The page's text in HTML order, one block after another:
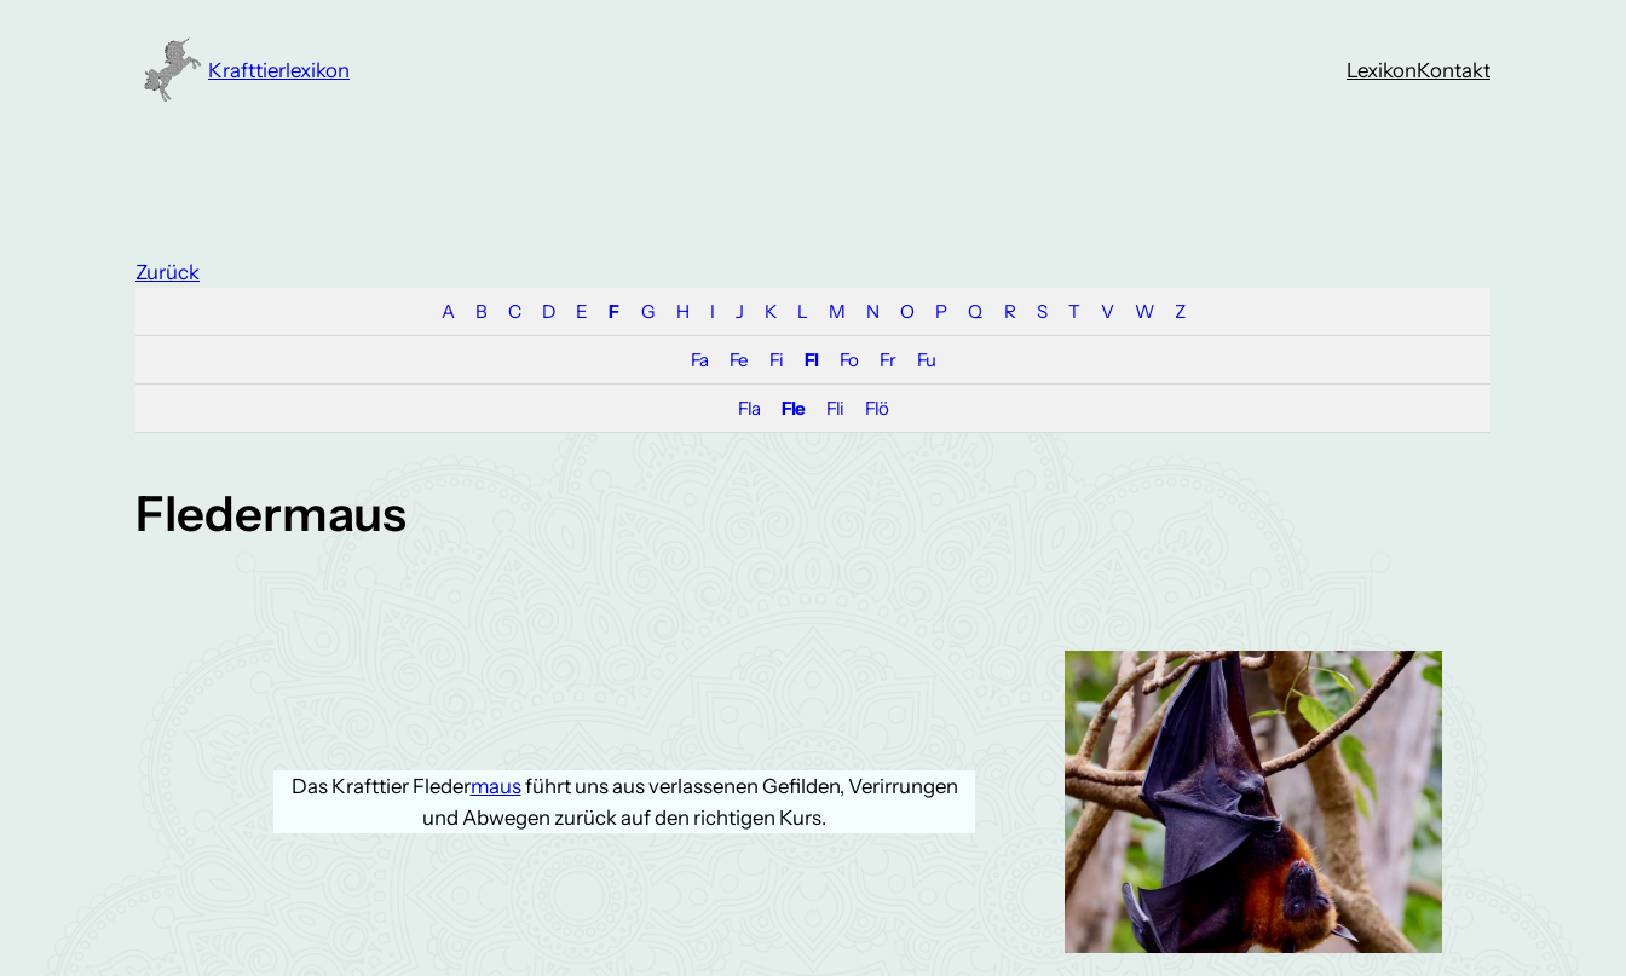
Krafttierlexikon LexikonKontakt
Zurück
A B C D E F G H I J K L M N O P Q R S T V W Z
Fa Fe Fi Fl Fo Fr Fu
Fla Fle Fli Flö
Fledermaus
Das Krafttier Fledermausführt uns aus verlassenen Gefilden, Verirrungen
und Abwegen zurück auf den richtigen Kurs.